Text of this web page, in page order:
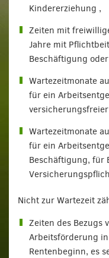
Kindererziehung ,
Zeiten mit
Jahre mit
Beschäftigung
Wartezeitmonate
für ein
Wartezeitmonate
für ein
Beschäftigung, für
Nicht zur Wartezeit
Zeiten des Bezugs
Arbeitsförderung
Rentenbeginn, es